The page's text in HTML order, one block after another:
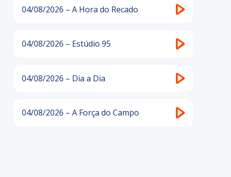
04/08/2026 – A Hora do Recado
04/08/2026 – Estúdio 95
04/08/2026 – Dia a Dia
04/08/2026 – A Força do Campo